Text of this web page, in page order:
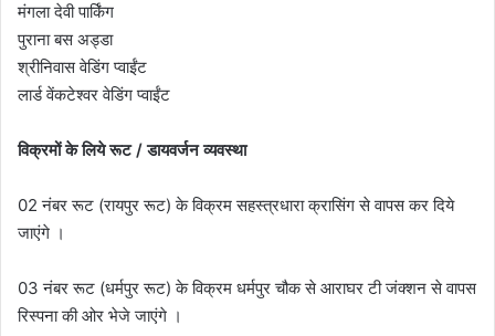
मंगला देवी पार्किंग
पुराना बस अड्डा
श्रीनिवास वेडिंग प्वाईंट
लार्ड वेंकटेश्वर वेडिंग प्वाईंट
विक्रमों के लिये रूट / डायवर्जन व्यवस्था
02 नंबर रूट (रायपुर रूट) के विक्रम सहस्त्रधारा क्रासिंग से वापस कर दिये
जाएंगे ।
03 नंबर रूट (धर्मपुर रूट) के विक्रम धर्मपुर चौक से आराघर टी जंक्शन से वापस
रिस्पना की ओर भेजे जाएंगे ।